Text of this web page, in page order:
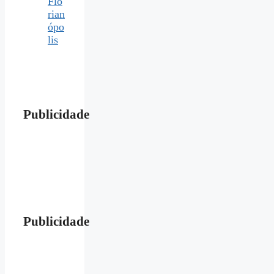
rian
ópo
lis
Publicidade
Publicidade